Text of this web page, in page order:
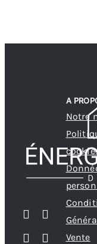
A
Notre
Vente